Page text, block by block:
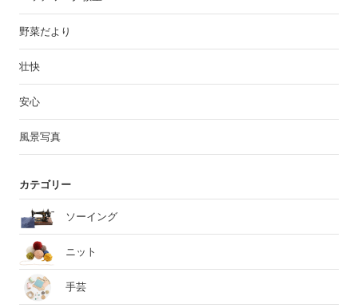
野菜だより
壮快
安心
風景写真
カテゴリー
ソーイング
ニット
手芸